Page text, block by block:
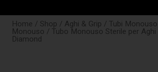
Home / Shop / Aghi & Grip / Tubi
Monouso / Tubo Monouso Sterile per
Diamond